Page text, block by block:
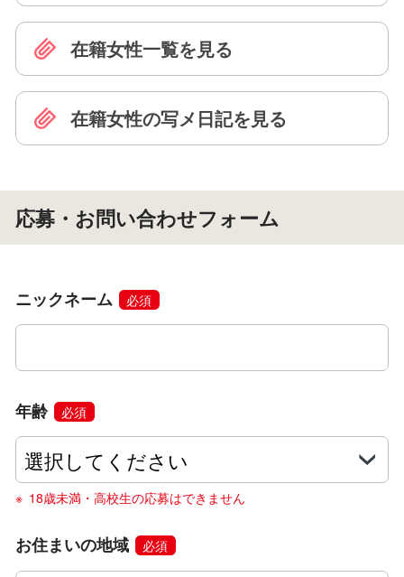
在籍女性一覧を見る
在籍女性の写メ日記を見る
応募・お問い合わせフォーム
ニックネーム 必須
年齢 必須
18歳未満・高校生の応募はできません
お住まいの地域 必須